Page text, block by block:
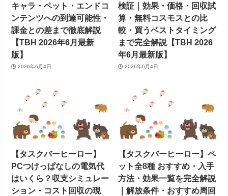
キャラ・ペット・エンドコ
ンテンツへの到達可能性・
課金との差まで徹底解説
【TBH 2026年6月最新
版】
2026年6月4日
検証｜効果・価格・回収試
算・無料コスモスとの比
較・買うベストタイミング
まで完全解説【TBH 2026
年6月最新版】
2026年6月4日
【タスクバーヒーロー】
PCつけっぱなしの電気代
はいくら？収支シミュレー
ション・コスト回収の現
【タスクバーヒーロー】ペ
ット全8種 おすすめ・入手
方法・効果一覧を完全解説
｜解放条件・おすすめ周回